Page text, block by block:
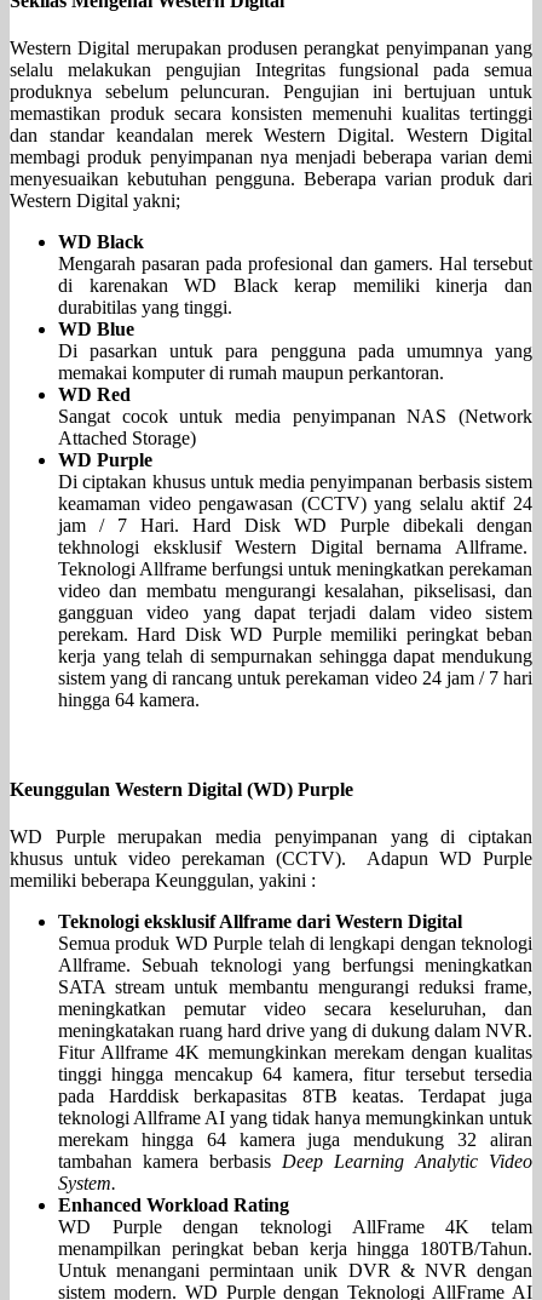
Western Digital merupakan produsen perangkat penyimpanan yang
selalu melakukan pengujian Integritas fungsional pada semua
produknya sebelum peluncuran. Pengujian ini bertujuan untuk
memastikan produk secara konsisten memenuhi kualitas tertinggi
dan standar keandalan merek Western Digital. Western Digital
membagi produk penyimpanan nya menjadi beberapa varian demi
menyesuaikan kebutuhan pengguna. Beberapa varian produk dari
Western Digital yakni;
WD Black
Mengarah pasaran pada profesional dan gamers. Hal tersebut
di karenakan WD Black kerap memiliki kinerja dan
durabitilas yang tinggi.
WD Blue
Di pasarkan untuk para pengguna pada umumnya yang
memakai komputer di rumah maupun perkantoran.
WD Red
Sangat cocok untuk media penyimpanan NAS (Network
Attached Storage)
WD Purple
Di ciptakan khusus untuk media penyimpanan berbasis sistem
keamaman video pengawasan (CCTV) yang selalu aktif 24
jam / 7 Hari. Hard Disk WD Purple dibekali dengan
tekhnologi eksklusif Western Digital bernama Allframe.
Teknologi Allframe berfungsi untuk meningkatkan perekaman
video dan membatu mengurangi kesalahan, pikselisasi, dan
gangguan video yang dapat terjadi dalam video sistem
perekam. Hard Disk WD Purple memiliki peringkat beban
kerja yang telah di sempurnakan sehingga dapat mendukung
sistem yang di rancang untuk perekaman video 24 jam / 7 hari
hingga 64 kamera.
Keunggulan Western Digital (WD) Purple
WD Purple merupakan media penyimpanan yang di ciptakan
khusus untuk video perekaman (CCTV). Adapun WD Purple
memiliki beberapa Keunggulan, yakini :
Teknologi eksklusif Allframe dari Western Digital
Semua produk WD Purple telah di lengkapi dengan teknologi
Allframe. Sebuah teknologi yang berfungsi meningkatkan
SATA stream untuk membantu mengurangi reduksi frame,
meningkatkan pemutar video secara keseluruhan, dan
meningkatakan ruang hard drive yang di dukung dalam NVR.
Fitur Allframe 4K memungkinkan merekam dengan kualitas
tinggi hingga mencakup 64 kamera, fitur tersebut tersedia
pada Harddisk berkapasitas 8TB keatas. Terdapat juga
teknologi Allframe AI yang tidak hanya memungkinkan untuk
merekam hingga 64 kamera juga mendukung 32 aliran
tambahan kamera berbasis Deep Learning Analytic Video
System.
Enhanced Workload Rating
WD Purple dengan teknologi AllFrame 4K telam
menampilkan peringkat beban kerja hingga 180TB/Tahun.
Untuk menangani permintaan unik DVR & NVR dengan
sistem modern. WD Purple dengan Teknologi AllFrame AI